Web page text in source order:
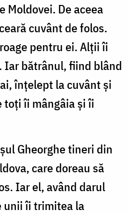
Moldovei. De aceea
cuvânt de folos.
pentru ei. Alţii îi
Iar bătrânul, fiind blând
înţelept la cuvânt şi
toţi îi mângâia şi îi
Gheorghe tineri din
care doreau să
Iar el, având darul
unii îi trimitea la